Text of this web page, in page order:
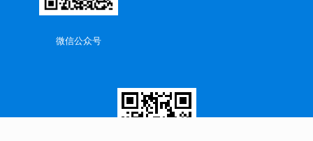
微信公众号